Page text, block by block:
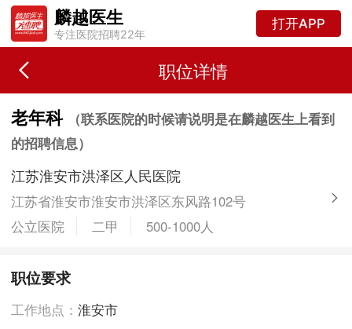
麟越医生
专注医院招聘22年
打开APP
职位详情
老年科
（联系医院的时候请说明是在麟越医生上看到
的招聘信息）
江苏淮安市洪泽区人民医院
江苏省淮安市淮安市洪泽区东风路102号
公立医院
二甲 500-1000人
职位要求
工作地点：淮安市